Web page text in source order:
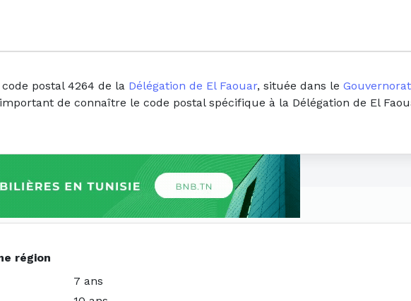
postal 4264 de la Délégation de El Faouar, située dans le
de connaître le code postal spécifique à la Délégation de El
région
7 ans